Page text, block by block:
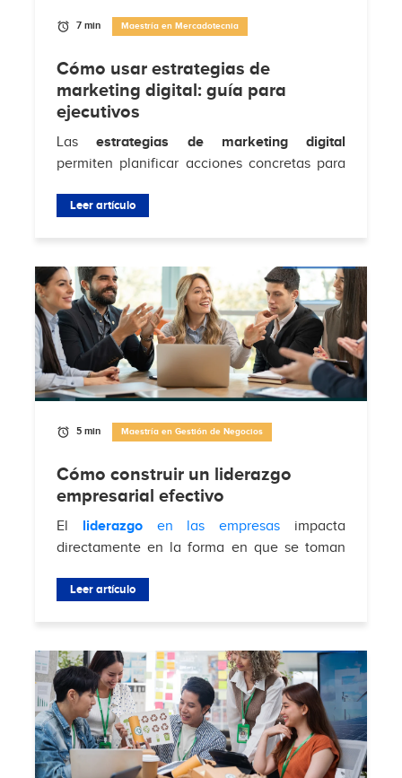
7 min Maestría en Mercadotecnia
Cómo usar estrategias de
marketing digital: guía para
ejecutivos
Lasestrategias de marketing digital
permiten planificar acciones concretas para
fortalecer la relación con la audiencia en...
Leer artículo
5 min Maestría en Gestión de Negocios
Cómo construir un liderazgo
empresarial efectivo
El liderazgoen las empresas impacta
directamente en la forma en que se toman
enfrentan desafíos del mercado. Según
Leer artículo